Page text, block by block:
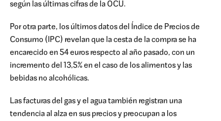
según las últimas cifras de la OCU.
Por otra parte, los últimos datos del Índice de Precios de
Consumo (IPC) revelan que la cesta de la compra se ha
encarecido en 54 euros respecto al año pasado, con un
incremento del 13,5% en el caso de los alimentos y las
bebidas no alcohólicas.
Las facturas del gas y el agua también registran una
tendencia al alza en sus precios y preocupan a los